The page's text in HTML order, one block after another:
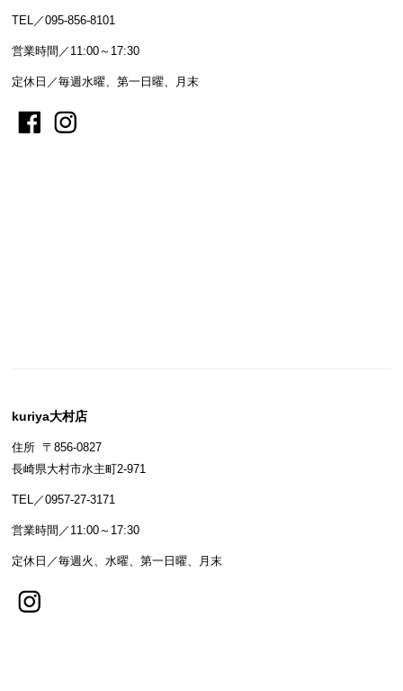
TEL／095-856-8101
営業時間／11:00～17:30
定休日／毎週水曜、第一日曜、月末
kuriya大村店
住所 〒856-0827
長崎県大村市水主町2-971
TEL／0957-27-3171
営業時間／11:00～17:30
定休日／毎週火、水曜、第一日曜、月末